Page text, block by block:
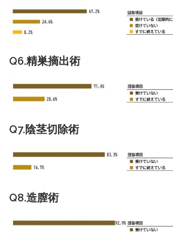
Q6.精巣摘出術
Q7.陰茎切除術
Q8.造膣術